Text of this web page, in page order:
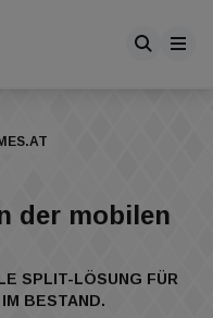
der mobilen
SPLIT-LÖSUNG FÜR
BESTAND.